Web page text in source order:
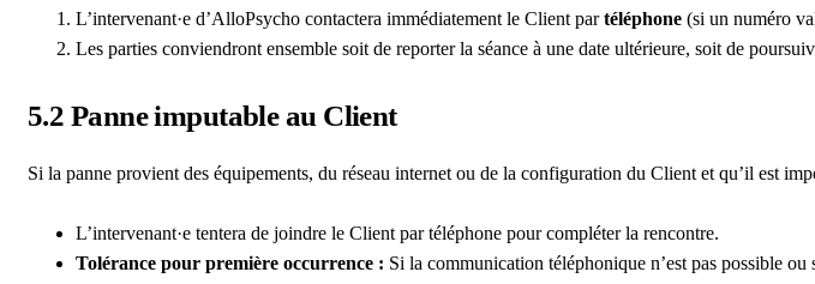
L’intervenant·e d’AlloPsycho contactera immédiatement le Client partéléphone (si un numéro
Les parties conviendront ensemble soit de reporter la séance à une date ultérieure, soit de
5.2 Panne imputable au Client
Si la panne provient des équipements, du réseau internet ou de la configuration du Client et qu’il est
L’intervenant·e tentera de joindre le Client par téléphone pour compléter la rencontre.
Tolérance pour première occurrence : Si la communication téléphonique n’est pas possible